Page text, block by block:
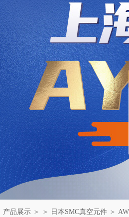
产品展示 ＞ ＞ 日本SMC真空元件 ＞